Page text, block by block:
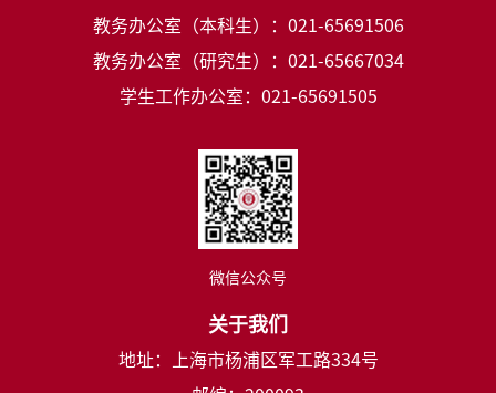
教务办公室（本科生）：021-65691506
教务办公室（研究生）：021-65667034
学生工作办公室：021-65691505
微信公众号
关于我们
地址：上海市杨浦区军工路334号